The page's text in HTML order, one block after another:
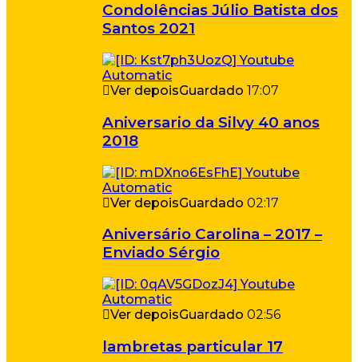
Condolências Júlio Batista dos
Santos 2021
Ver depoisGuardado 17:07
Aniversario da Silvy 40 anos
2018
Ver depoisGuardado 02:17
Aniversário Carolina – 2017 –
Enviado Sérgio
Ver depoisGuardado 02:56
lambretas particular 17